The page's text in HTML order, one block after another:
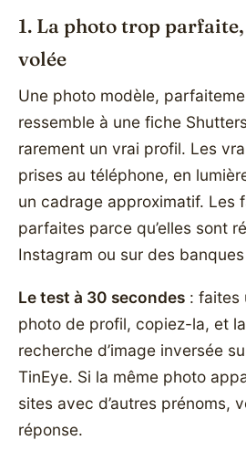
1. La photo trop
volée
Une photo modèle,
ressemble à une fiche
rarement un vrai profil. Les
prises au téléphone, en
un cadrage approximatif. Les
parfaites parce qu’elles sont
Instagram ou sur des banques
Le test à 30 secondes : faites
photo de profil, copiez-la, et
recherche d’image inversée
TinEye. Si la même photo
sites avec d’autres prénoms,
réponse.